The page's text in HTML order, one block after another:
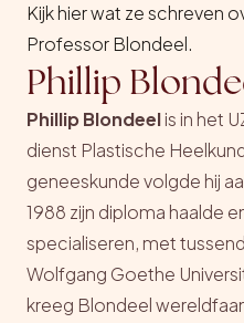
Kijk hier wat ze schreven
Professor Blondeel.
Phillip
Phillip Blondeelis in het
dienst Plastische
geneeskunde volgde hij
1988 zijn diploma haalde
specialiseren, met
Wolfgang Goethe
kreeg Blondeel